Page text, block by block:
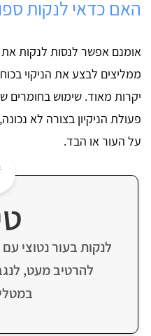
האם כדאי לנקות
אומנם אפשר לנסות לנקות
ממליצים לבצע את הניקוי
יקרות מאוד. שימוש בחומרים
פעולת הניקיון בצורה לא
על העור או הבד.
לנקות בעור נטוצי
להרטיב מעט,